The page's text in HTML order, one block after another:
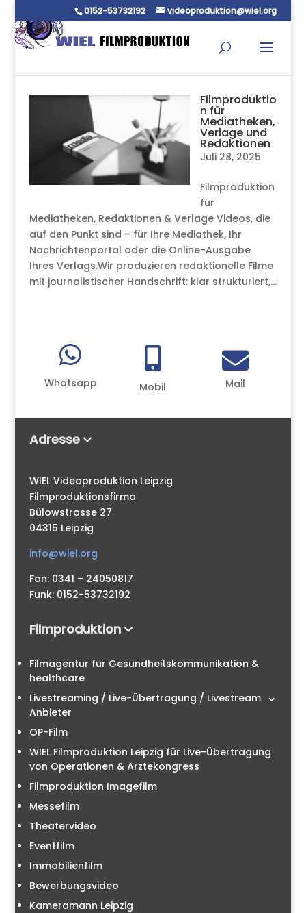
0152-53732192 videoproduktion@wiel.org
Filmproduktio
n für
Mediatheken,
Verlage und
Redaktionen
Juli 28, 2025
Filmproduktion
für
Mediatheken, Redaktionen & Verlage Videos, die
auf den Punkt sind – für Ihre Mediathek, Ihr
Nachrichtenportal oder die Online-Ausgabe
Ihres Verlags.Wir produzieren redaktionelle Filme
mit journalistischer Handschrift: klar strukturiert,...

Whatsapp

Mobil

Mail
Adresse
WIEL Videoproduktion Leipzig
Filmproduktionsfirma
Bülowstrasse 27
04315 Leipzig
info@wiel.org
Fon: 0341 – 24050817
Funk: 0152-53732192
Filmproduktion
Filmagentur für Gesundheitskommunikation &
healthcare
Livestreaming / Live-Übertragung / Livestream
Anbieter
OP-Film
WIEL Filmproduktion Leipzig für Live-Übertragung
von Operationen & Ärztekongress
Filmproduktion Imagefilm
Messefilm
Theatervideo
Eventfilm
Immobilienfilm
Bewerbungsvideo
Kameramann Leipzig